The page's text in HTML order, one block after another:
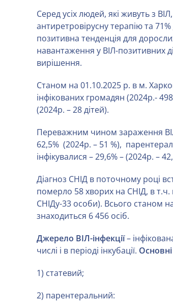
Серед усіх людей, які живуть з
антиретровірусну терапію та
позитивна тенденція для
навантаження у ВІЛ-позитивних
вирішення.
Станом на 01.10.2025 р. в м.
інфікованих громадян (2024р.-
(2024р. – 28 дітей).
Переважним чином зараження
62,5% (2024р. – 51 %),
інфікувалися – 29,6% – (2024р. –
Діагноз СНІД в поточному році
померло 58 хворих на СНІД, в т.ч.
СНІДу-33 особи). Всього станом
знаходиться 6 456 осіб.
Джерело ВІЛ-інфекції–
числі і в періоді інкубації.
1) статевий;
2) парентеральний: